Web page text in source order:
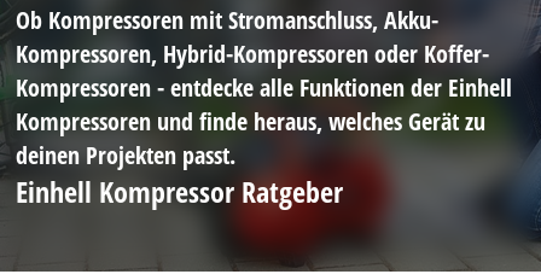
Ob Kompressoren mit Stromanschluss, Akku-
Kompressoren, Hybrid-Kompressoren oder Koffer-
Kompressoren - entdecke alle Funktionen der Einhell
Kompressoren und finde heraus, welches Gerät zu
deinen Projekten passt.
Einhell Kompressor Ratgeber